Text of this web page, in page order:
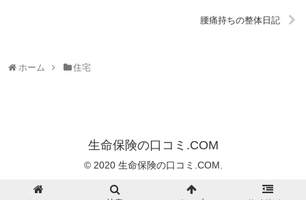
腰痛持ちの整体日記
ホーム 住宅
生命保険の口コミ.COM
© 2020 生命保険の口コミ.COM.